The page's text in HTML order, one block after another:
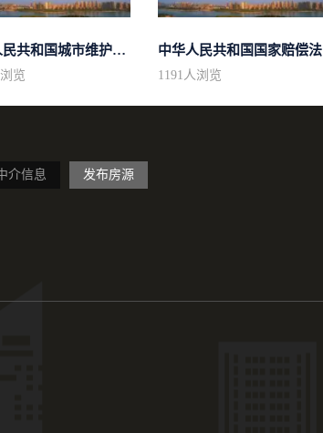
中华人民共和国城市维护建设税法
览
中华人民共和国国家赔偿法
1191人浏览
介信息 发布房源